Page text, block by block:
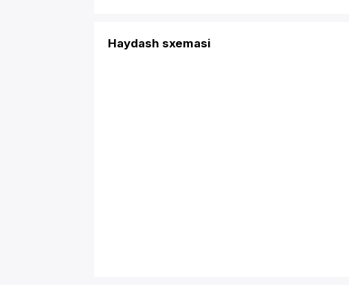
Haydash sxemasi